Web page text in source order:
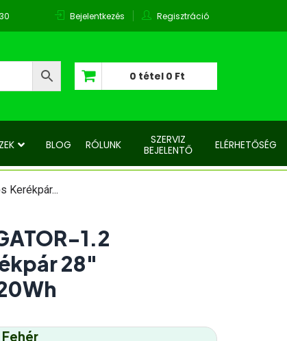
Bejelentkezés Regisztráció
0 tétel 0 Ft
Nincsenek termékek a kosárban.
BLOG RÓLUNK
SZERVIZ
BEJELENTŐ
ELÉRHETŐSÉG
Kerékpár...
1.2
28″